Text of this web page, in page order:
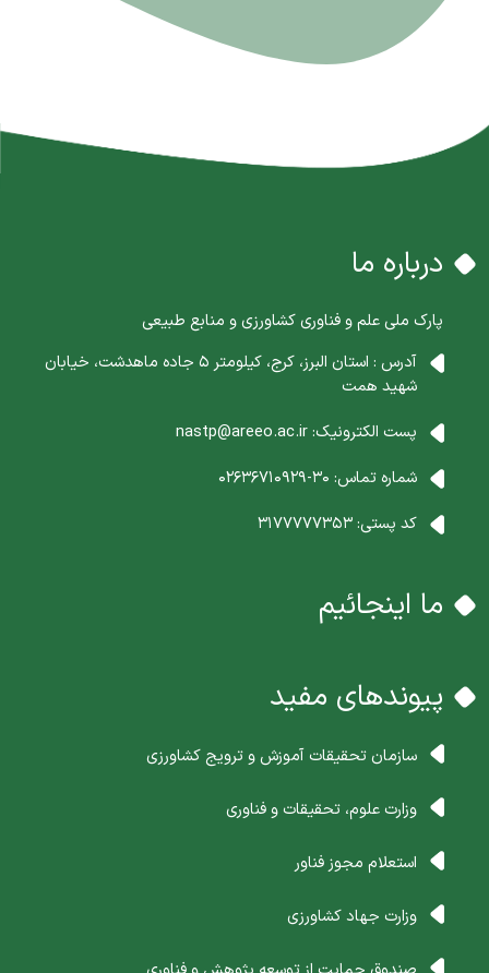
درباره ما
پارک ملی علم و فناوری کشاورزی و منابع طبیعی
آدرس : استان البرز، کرج، کیلومتر 5 جاده ماهدشت، خیابان
شهید همت
پست الکترونیک:nastp@areeo.ac.ir
شماره تماس: 30-02636710929
کد پستی:3177777353
ما اینجائیم
پیوندهای مفید
سازمان تحقیقات آموزش و ترویج کشاورزی
وزارت علوم، تحقیقات و فناوری
استعلام مجوز فناور
وزارت جهاد کشاورزی